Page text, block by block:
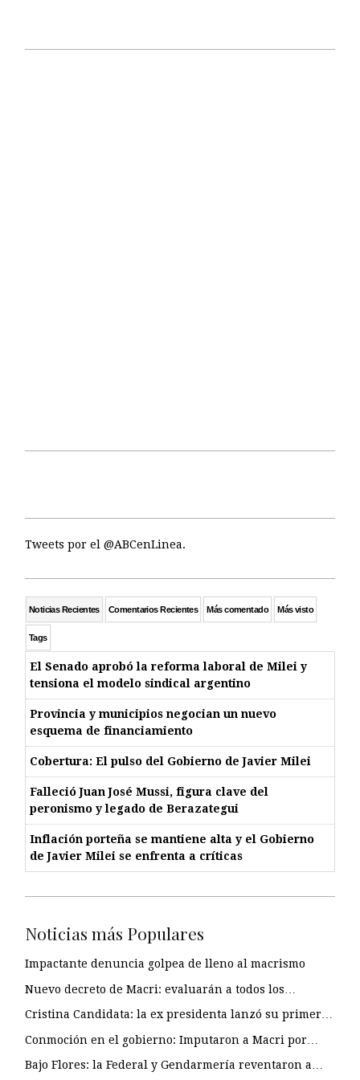
Tweets por el @ABCenLinea.
Noticias Recientes Comentarios Recientes Más comentado Más visto
Tags
El Senado aprobó la reforma laboral de Milei y
tensiona el modelo sindical argentino
Provincia y municipios negocian un nuevo
esquema de financiamiento
Cobertura: El pulso del Gobierno de Javier Milei
Falleció Juan José Mussi, figura clave del
peronismo y legado de Berazategui
Inflación porteña se mantiene alta y el Gobierno
de Javier Milei se enfrenta a críticas
Noticias más Populares
Impactante denuncia golpea de lleno al macrismo
Nuevo decreto de Macri: evaluarán a todos los…
Cristina Candidata: la ex presidenta lanzó su primer…
Conmoción en el gobierno: Imputaron a Macri por…
Bajo Flores: la Federal y Gendarmería reventaron a…